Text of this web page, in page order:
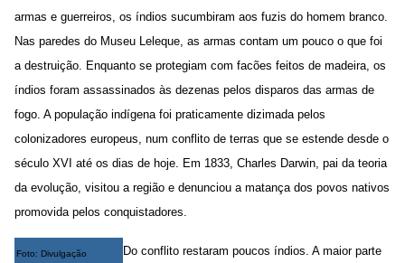
armas e guerreiros, os índios sucumbiram aos fuzis do homem branco.
Nas paredes do Museu Leleque, as armas contam um pouco o que foi
a destruição. Enquanto se protegiam com facões feitos de madeira, os
índios foram assassinados às dezenas pelos disparos das armas de
fogo. A população indígena foi praticamente dizimada pelos
colonizadores europeus, num conflito de terras que se estende desde o
século XVI até os dias de hoje. Em 1833, Charles Darwin, pai da teoria
da evolução, visitou a região e denunciou a matança dos povos nativos
promovida pelos conquistadores.
Foto: Divulgação
Do conflito restaram poucos índios. A maior parte